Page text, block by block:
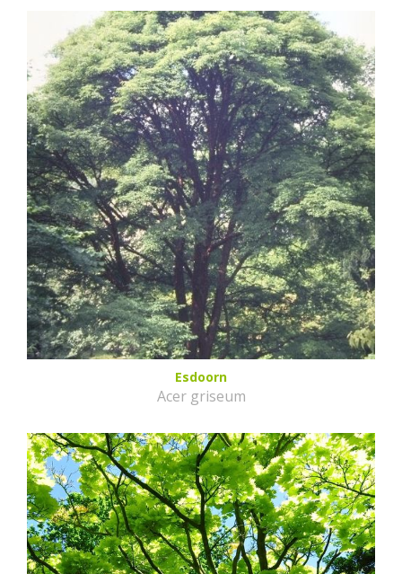
Esdoorn
Acer griseum